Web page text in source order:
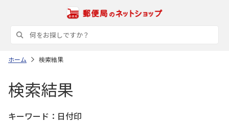
ホーム 検索結果
検索結果
キーワード： 日付印